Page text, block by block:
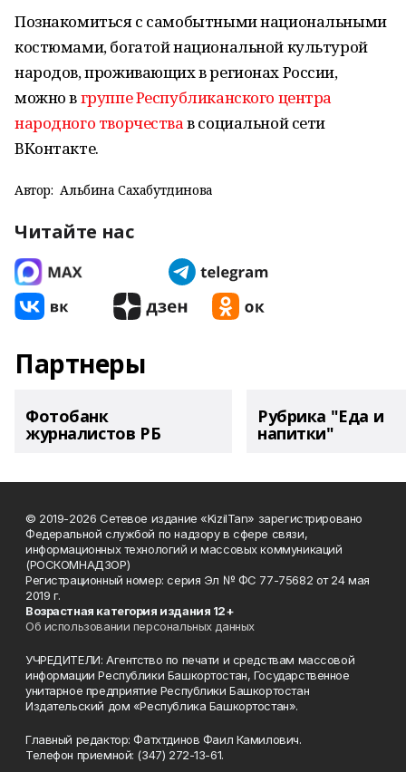
Познакомиться с самобытными национальными
костюмами, богатой национальной культурой
народов, проживающих в регионах России,
можно вгруппе Республиканского центра
народного творчествав социальной сети
ВКонтакте.
Автор: Альбина Сахабутдинова
Читайте нас
Партнеры
Фотобанк
журналистов РБ
Рубрика "Еда и
напитки"
© 2019-2026 Сетевое издание «KizilTan» зарегистрировано
Федеральной службой по надзору в сфере связи,
информационных технологий и массовых коммуникаций
(РОСКОМНАДЗОР)
Регистрационный номер: серия Эл № ФС 77-75682 от 24 мая
2019 г.
Возрастная категория издания 12+
Об использовании персональных данных
УЧРЕДИТЕЛИ: Агентство по печати и средствам массовой
информации Республики Башкортостан, Государственное
унитарное предприятие Республики Башкортостан
Издательский дом «Республика Башкортостан».
Главный редактор: Фатхтдинов Фаил Камилович.
Телефон приемной: (347) 272-13-61.